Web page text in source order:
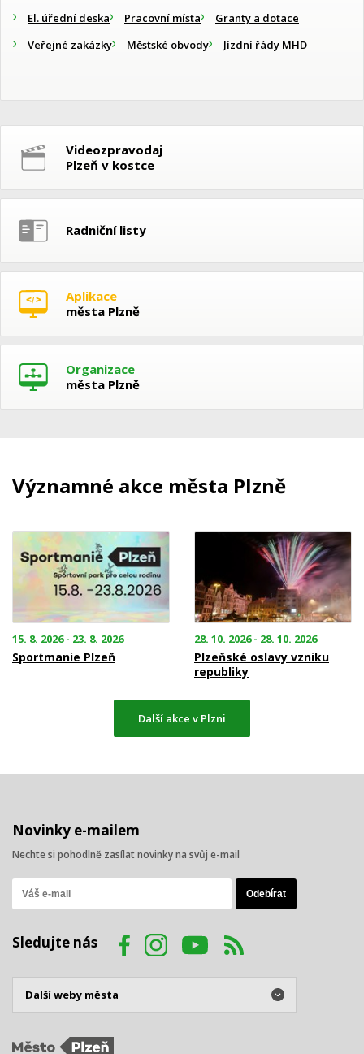
El. úřední deska
Pracovní místa
Granty a dotace
Veřejné zakázky
Městské obvody Jízdní řády MHD
Videozpravodaj
Plzeň v kostce
Radniční listy
Aplikace
města Plzně
Organizace
města Plzně
Významné akce města Plzně
15. 8. 2026 - 23. 8. 2026
Sportmanie Plzeň
28. 10. 2026 - 28. 10. 2026
Plzeňské oslavy vzniku
republiky
Další akce v Plzni
Novinky e-mailem
Nechte si pohodlně zasílat novinky na svůj e-mail
Sledujte nás